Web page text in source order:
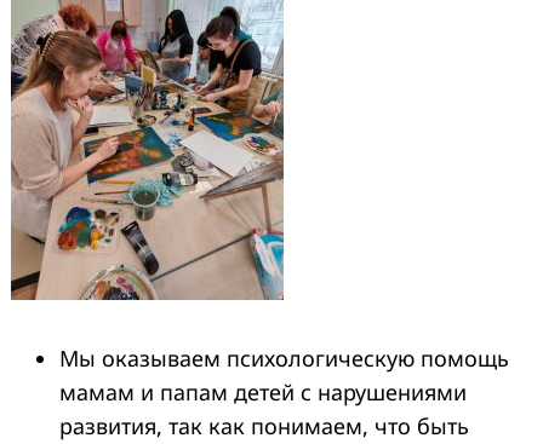
Мы оказываем психологическую помощь
мамам и папам детей с нарушениями
развития, так как понимаем, что быть